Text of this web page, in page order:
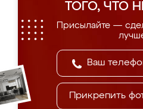
ТОГО, ЧТО
Присылайте —
Прикрепить